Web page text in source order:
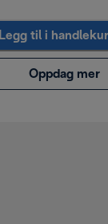
Legg til i
Oppdag mer